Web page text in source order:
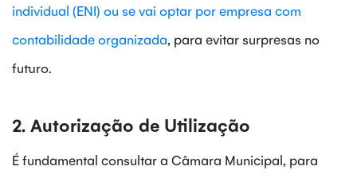
individual (ENI) ou se vai optar por empresa com
contabilidade organizada, para evitar surpresas no
futuro.
2. Autorização de Utilização
É fundamental consultar a Câmara Municipal, para